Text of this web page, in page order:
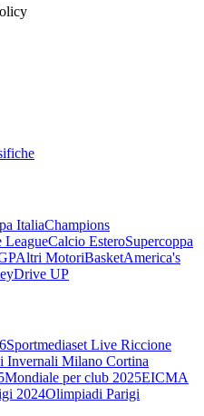
ItaliaChampions
LeagueCalcio EsteroSupercoppa
Altri MotoriBasketAmerica's
Drive UP
Sportmediaset Live Riccione
Invernali Milano Cortina
Mondiale per club 2025EICMA
2024Olimpiadi Parigi